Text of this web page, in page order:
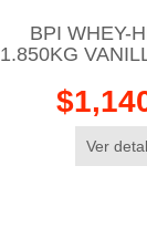
BPI WHEY-
1.850KG
Ver